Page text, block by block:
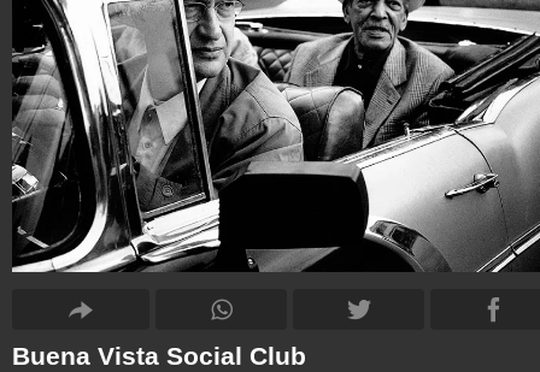
Buena Vista Social Club